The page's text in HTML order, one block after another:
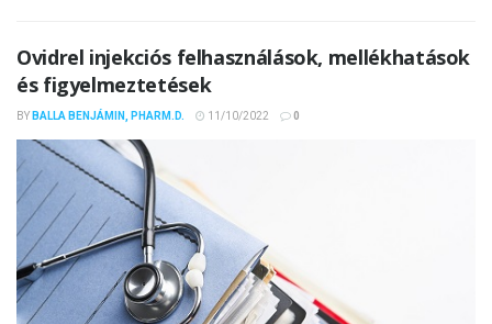
Ovidrel injekciós felhasználások, mellékhatások
és figyelmeztetések
BY BALLA BENJÁMIN, PHARM.D. 11/10/2022 0